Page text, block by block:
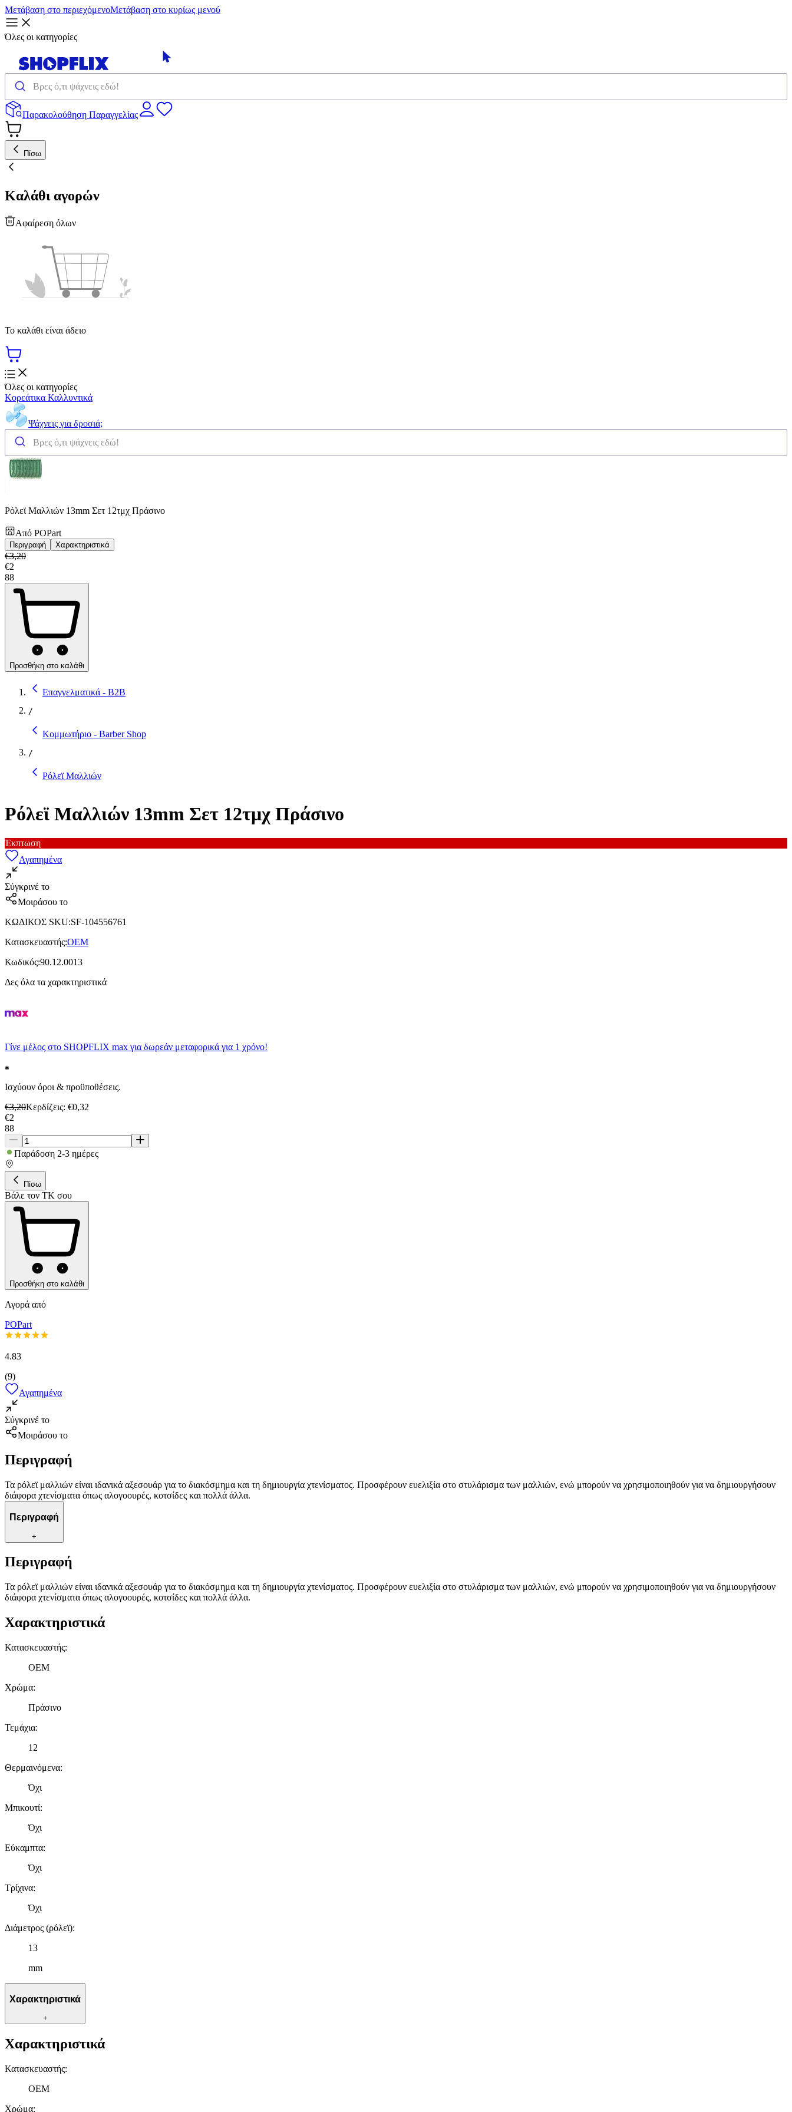
Μετάβαση στο περιεχόμενοΜετάβαση στο κυρίως μενού
Όλες οι κατηγορίες
Παρακολούθηση Παραγγελίας
Πίσω
Καλάθι αγορών
Αφαίρεση όλων
Το καλάθι είναι άδειο
Όλες οι κατηγορίες
Κορεάτικα Καλλυντικά
Ψάχνεις για δροσιά;
Ρόλεϊ Μαλλιών 13mm Σετ 12τμχ Πράσινο
Από POPart
Περιγραφή Χαρακτηριστικά
€3,20
€2
88
Προσθήκη στο καλάθι
Επαγγελματικά - B2B
/
Κομμωτήριο - Barber Shop
/
Ρόλεϊ Μαλλιών
Ρόλεϊ Μαλλιών 13mm Σετ 12τμχ Πράσινο
Έκπτωση
Αγαπημένα
Σύγκρινέ το
Μοιράσου το
ΚΩΔΙΚΟΣ SKU:SF-104556761
Κατασκευαστής:OEM
Κωδικός:90.12.0013
Δες όλα τα χαρακτηριστικά
Γίνε μέλος στο SHOPFLIX max για δωρεάν μεταφορικά για 1 χρόνο!
Ισχύουν όροι & προϋποθέσεις.
€3,20Κερδίζεις: €0,32
€2
88
Παράδοση 2-3 ημέρες
Πίσω
Βάλε τον ΤΚ σου
Προσθήκη στο καλάθι
Αγορά από
POPart
4.83
(9)
Αγαπημένα
Σύγκρινέ το
Μοιράσου το
Περιγραφή
Τα ρόλεϊ μαλλιών είναι ιδανικά αξεσουάρ για το διακόσμημα και τη δημιουργία χτενίσματος. Προσφέρουν ευελιξία στο στυλάρισμα των μαλλιών, ενώ μπορούν να χρησιμοποιηθούν για να δημιουργήσουν
διάφορα χτενίσματα όπως αλογοουρές, κοτσίδες και πολλά άλλα.
Περιγραφή
+
Περιγραφή
Τα ρόλεϊ μαλλιών είναι ιδανικά αξεσουάρ για το διακόσμημα και τη δημιουργία χτενίσματος. Προσφέρουν ευελιξία στο στυλάρισμα των μαλλιών, ενώ μπορούν να χρησιμοποιηθούν για να δημιουργήσουν
διάφορα χτενίσματα όπως αλογοουρές, κοτσίδες και πολλά άλλα.
Χαρακτηριστικά
Κατασκευαστής:
OEM
Χρώμα:
Πράσινο
Τεμάχια:
12
Θερμαινόμενα:
Όχι
Μπικουτί:
Όχι
Εύκαμπτα:
Όχι
Τρίχινα:
Όχι
Διάμετρος (ρόλεϊ):
13
mm
Χαρακτηριστικά
+
Χαρακτηριστικά
Κατασκευαστής:
OEM
Χρώμα: